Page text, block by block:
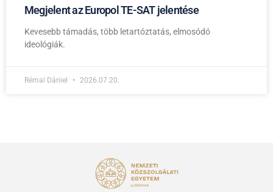
Megjelent az Europol TE-SAT jelentése
Kevesebb támadás, több letartóztatás, elmosódó
ideológiák.
Rémai Dániel 2026.07.20.